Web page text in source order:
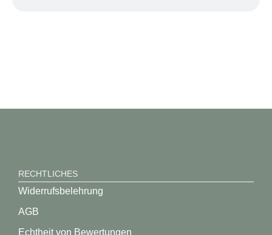
RECHTLICHES
Widerrufsbelehrung
AGB
Echtheit von Bewertungen